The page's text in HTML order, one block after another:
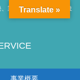
業務効率化の相談承りま
Translate »